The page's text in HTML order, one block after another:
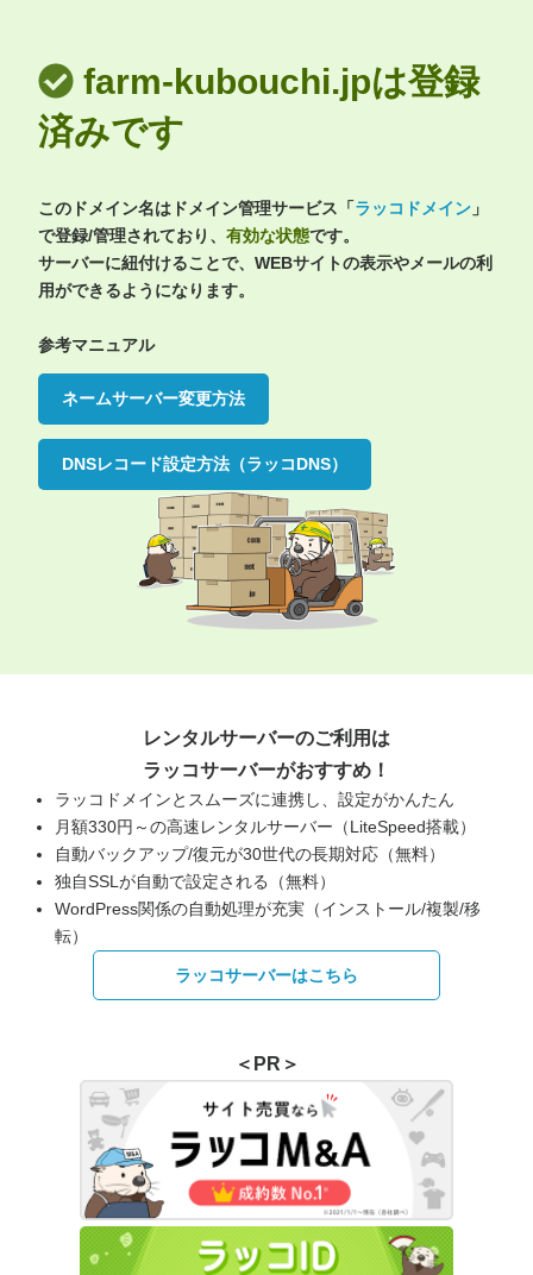
farm-kubouchi.jpは登録
済みです
このドメイン名はドメイン管理サービス「ラッコドメイン 」
で登録/管理されており、 有効な状態です。
サーバーに紐付けることで、WEBサイトの表示やメールの利
用ができるようになります。
参考マニュアル
ネームサーバー変更方法
DNSレコード設定方法（ラッコDNS）
レンタルサーバーのご利用は
ラッコサーバーがおすすめ！
ラッコドメインとスムーズに連携し、設定がかんたん
月額330円～の高速レンタルサーバー（LiteSpeed搭載）
自動バックアップ/復元が30世代の長期対応（無料）
独自SSLが自動で設定される（無料）
WordPress関係の自動処理が充実（インストール/複製/移
転）
ラッコサーバーはこちら
＜PR＞